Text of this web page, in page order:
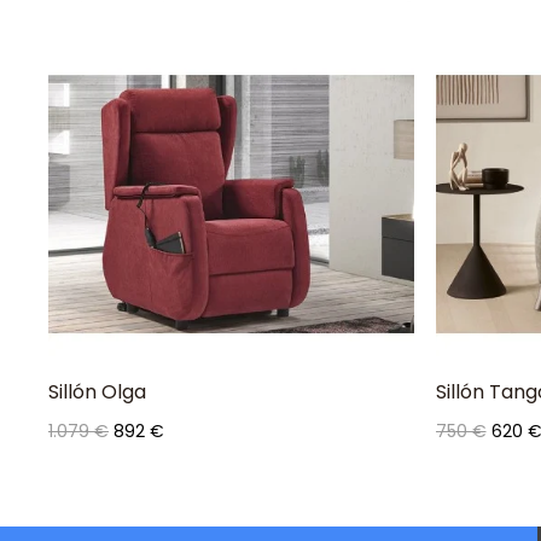
Sillón Olga
Precio
1.079 € Precio
892 €
Sillón
Precio
750 € Precio
620 €